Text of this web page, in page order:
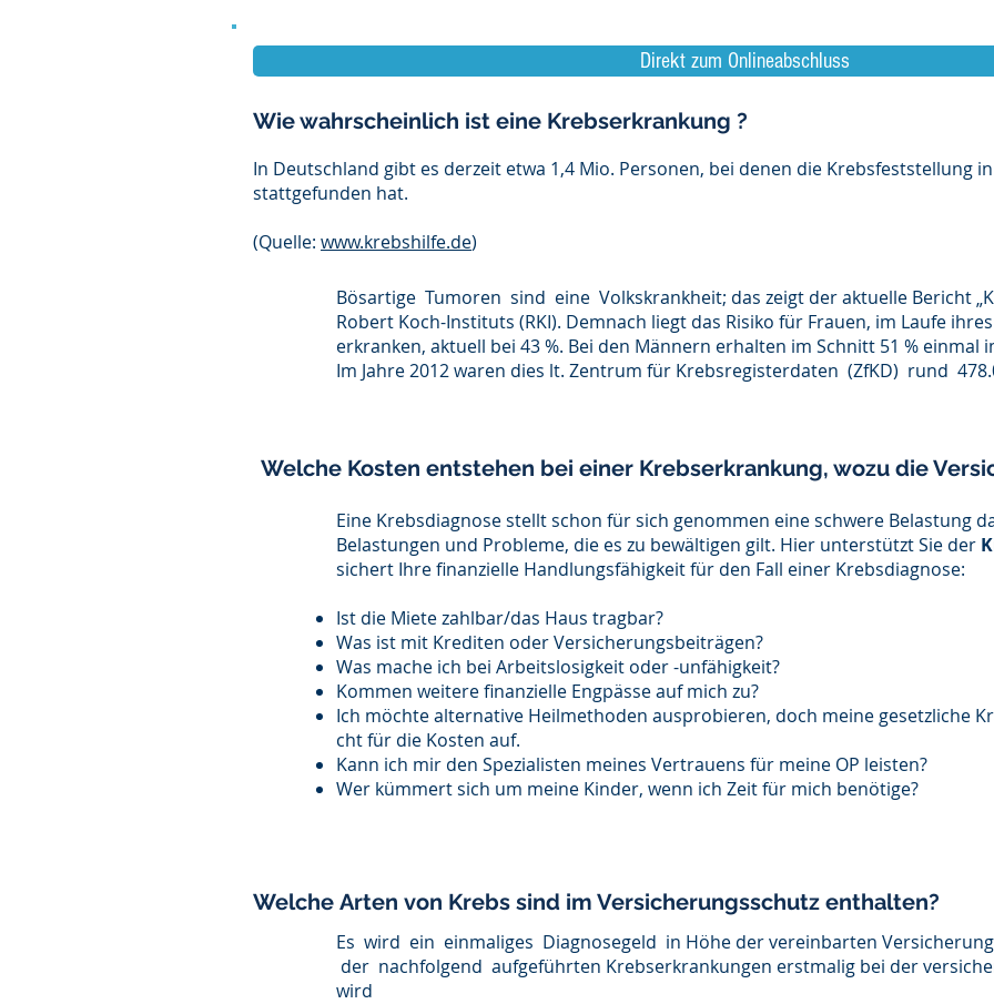
Direkt zum Onlineabschluss
Wie wahrscheinlich ist eine Krebserkrankung ?
In Deutschland gibt es derzeit etwa 1,4 Mio. Personen, bei denen die Krebsfeststellung
stattgefunden hat.
(Quelle: www.krebshilfe.de)
Bösartige Tumoren sind eine Volkskrankheit; das zeigt der aktuelle Bericht
Robert Koch-Instituts (RKI). Demnach liegt das Risiko für Frauen, im Laufe
erkranken, aktuell bei 43 %. Bei den Männern erhalten im Schnitt 51 % einmal
Im Jahre 2012 waren dies lt. Zentrum für Krebsregisterdaten (ZfKD) rund
Welche Kosten entstehen bei einer Krebserkrankung, wozu die
Eine Krebsdiagnose stellt schon für sich genommen eine schwere Belastung
Belastungen und Probleme, die es zu bewältigen gilt. Hier unterstützt Sie der
sichert Ihre finanzielle Handlungsfähigkeit für den Fall einer Krebsdiagnose:
Ist die Miete zahlbar/das Haus tragbar?
Was ist mit Krediten oder Versicherungsbeiträgen?
Was mache ich bei Arbeitslosigkeit oder -unfähigkeit?
Kommen weitere finanzielle Engpässe auf mich zu?
Ich möchte alternative Heilmethoden ausprobieren, doch meine gesetzliche
cht für die Kosten auf.
Kann ich mir den Spezialisten meines Vertrauens für meine OP leisten?
Wer kümmert sich um meine Kinder, wenn ich Zeit für mich benötige?
Welche Arten von Krebs sind im Versicherungsschutz enthalten?
Es wird ein einmaliges Diagnosegeld in Höhe der vereinbarten
der nachfolgend aufgeführten Krebserkrankungen erstmalig bei der
wird